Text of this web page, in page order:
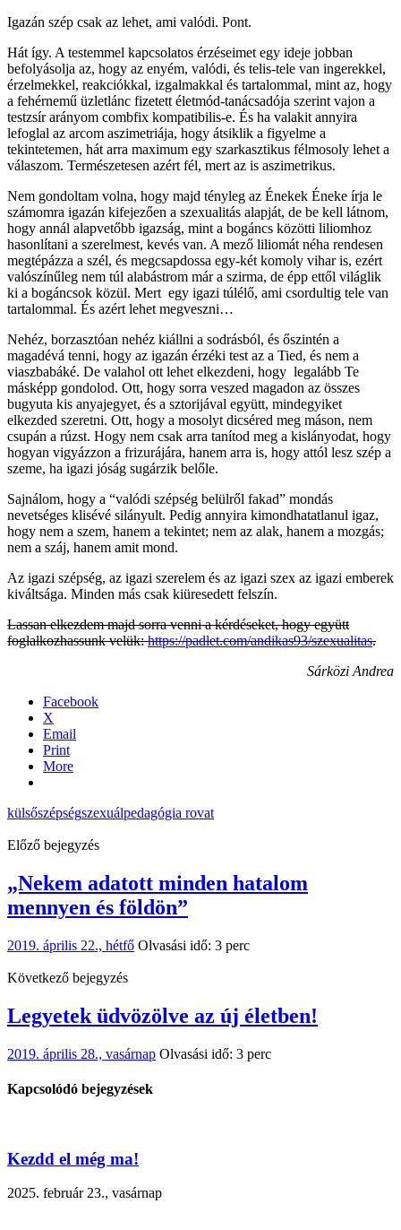
Igazán szép csak az lehet, ami valódi. Pont.
Hát így. A testemmel kapcsolatos érzéseimet egy ideje jobban
befolyásolja az, hogy az enyém, valódi, és telis-tele van ingerekkel,
érzelmekkel, reakciókkal, izgalmakkal és tartalommal, mint az, hogy
a fehérnemű üzletlánc fizetett életmód-tanácsadója szerint vajon a
testzsír arányom combfix kompatibilis-e. És ha valakit annyira
lefoglal az arcom aszimetriája, hogy átsiklik a figyelme a
tekintetemen, hát arra maximum egy szarkasztikus félmosoly lehet a
válaszom. Természetesen azért fél, mert az is aszimetrikus.
Nem gondoltam volna, hogy majd tényleg az Énekek Éneke írja le
számomra igazán kifejezően a szexualitás alapját, de be kell látnom,
hogy annál alapvetőbb igazság, mint a bogáncs közötti liliomhoz
hasonlítani a szerelmest, kevés van. A mező liliomát néha rendesen
megtépázza a szél, és megcsapdossa egy-két komoly vihar is, ezért
valószínűleg nem túl alabástrom már a szirma, de épp ettől világlik
ki a bogáncsok közül. Mert egy igazi túlélő, ami csordultig tele van
tartalommal. És azért lehet megveszni…
Nehéz, borzasztóan nehéz kiállni a sodrásból, és őszintén a
magadévá tenni, hogy az igazán érzéki test az a Tied, és nem a
viaszbabáké. De valahol ott lehet elkezdeni, hogy legalább Te
másképp gondolod. Ott, hogy sorra veszed magadon az összes
bugyuta kis anyajegyet, és a sztorijával együtt, mindegyiket
elkezded szeretni. Ott, hogy a mosolyt dicséred meg máson, nem
csupán a rúzst. Hogy nem csak arra tanítod meg a kislányodat, hogy
hogyan vigyázzon a frizurájára, hanem arra is, hogy attól lesz szép a
szeme, ha igazi jóság sugárzik belőle.
Sajnálom, hogy a “valódi szépség belülről fakad” mondás
nevetséges klisévé silányult. Pedig annyira kimondhatatlanul igaz,
hogy nem a szem, hanem a tekintet; nem az alak, hanem a mozgás;
nem a száj, hanem amit mond.
Az igazi szépség, az igazi szerelem és az igazi szex az igazi emberek
kiváltsága. Minden más csak kiüresedett felszín.
Lassan elkezdem majd sorra venni a kérdéseket, hogy együtt
foglalkozhassunk velük:https://padlet.com/andikas93/szexualitas.
Sárközi Andrea
Facebook
X
Email
Print
More
külsőszépségszexuálpedagógia rovat
Előző bejegyzés
„Nekem adatott minden hatalom
mennyen és földön”
2019. április 22., hétfő Olvasási idő: 3 perc
Következő bejegyzés
Legyetek üdvözölve az új életben!
2019. április 28., vasárnap Olvasási idő: 3 perc
Kapcsolódó bejegyzések
Kezdd el még ma!
2025. február 23., vasárnap